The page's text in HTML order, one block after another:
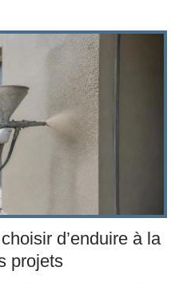
d’enduire à la
projets